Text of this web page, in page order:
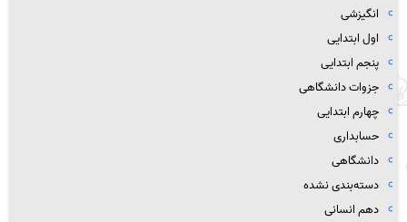
انگیزشی
اول ابتدایی
پنجم ابتدایی
جزوات دانشگاهی
چهارم ابتدایی
حسابداری
دانشگاهی
دسته‌بندی نشده
دهم انسانی